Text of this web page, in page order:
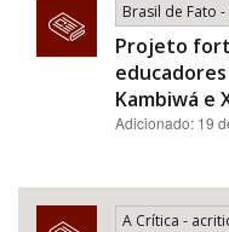
Brasil de Fato
Projeto
Kambiwá e
Adicionado: 19
A Crítica -